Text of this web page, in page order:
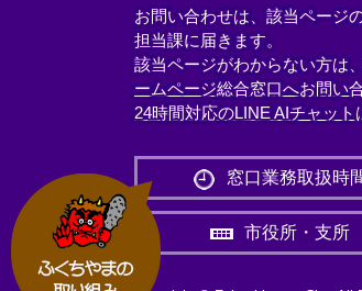
お問い合わせは、該当ページ
担当課に届きます。
該当ページがわからない方は
ームページ総合窓口へお問い
24時間対応のLINE AIチャット
外
部
リ
窓口業務取扱時
市役所・支所